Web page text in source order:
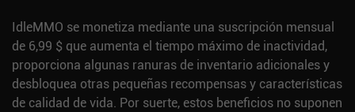
IdleMMO se monetiza mediante una suscripción mensual
de 6,99 $ que aumenta el tiempo máximo de inactividad,
proporciona algunas ranuras de inventario adicionales y
desbloquea otras pequeñas recompensas y características
de calidad de vida. Por suerte, estos beneficios no suponen